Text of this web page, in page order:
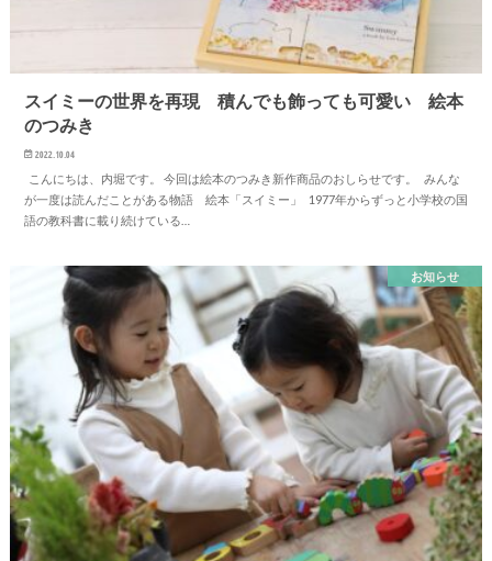
スイミーの世界を再現 積んでも飾っても可愛い 絵本
のつみき
2022.10.04
こんにちは、内堀です。 今回は絵本のつみき新作商品のおしらせです。 みんな
が一度は読んだことがある物語 絵本「スイミー」 1977年からずっと小学校の国
語の教科書に載り続けている…
お知らせ